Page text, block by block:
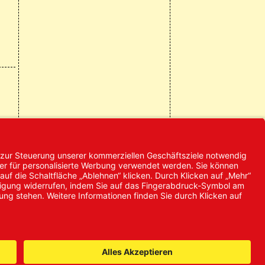
© 2024 Promed
Vertriebsgesellschaft mbH | Alle